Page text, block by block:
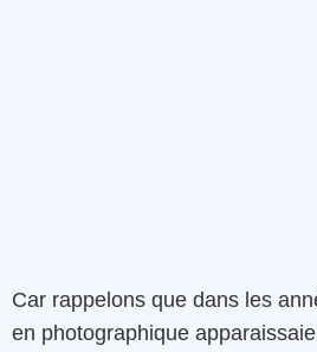
Car rappelons que dans les
en photographique